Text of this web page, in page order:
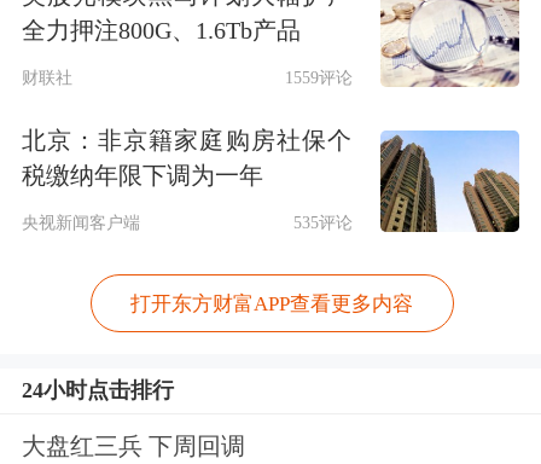
MCU等领域，叠加原材料成本上行，
制造业PPI同比增幅持续扩大；展望后
格，反内卷政策优化供给结构，通胀有
望延续上行趋势，推荐关注半导体等细
此外，全球半导体硅片价格进入上行通
道，信越化学、SUMCO等国际巨头同
步上调12英寸产品报价，AI/HPC专用
全力押注800G、1.6Tb产品
财联社 1559评论
北京：非京籍家庭购房社保个
税缴纳年限下调为一年
央视新闻客户端 535评论
打开东方财富APP查看更多内容
24小时点击排行
大盘红三兵 下周回调